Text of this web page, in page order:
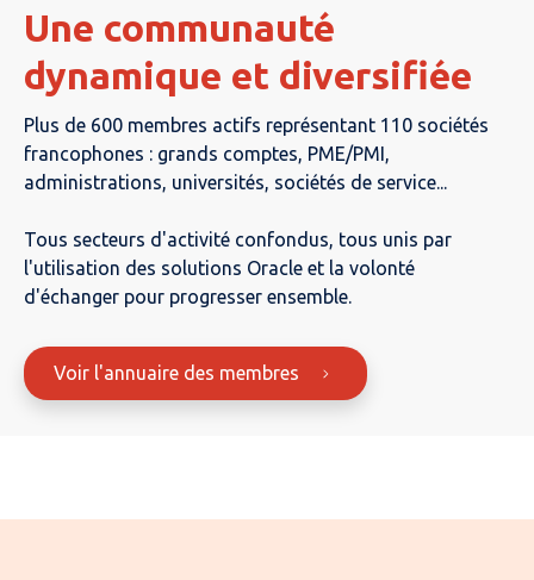
Une communauté
dynamique et diversifiée
Plus de 600 membres actifs représentant 110 sociétés
francophones : grands comptes, PME/PMI,
administrations, universités, sociétés de service...
Tous secteurs d'activité confondus, tous unis par
l'utilisation des solutions Oracle et la volonté
d'échanger pour progresser ensemble.
Voir l'annuaire des membres